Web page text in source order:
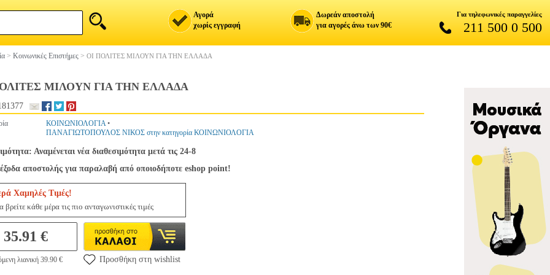
Αγορά
χωρίς εγγραφή
Δωρεάν αποστολή
για αγορές άνω των 90€
Για τηλεφωνικές παραγγελίες
211 500 0 500
> Κοινωνικές Επιστήμες > ΟΙ ΠΟΛΙΤΕΣ ΜΙΛΟΥΝ ΓΙΑ ΤΗΝ ΕΛΛΑΔΑ
ΜΙΛΟΥΝ ΓΙΑ ΤΗΝ ΕΛΛΑΔΑ
ΚΟΙΝΩΝΙΟΛΟΓΙΑ•
ΠΑΝΑΓΙΩΤΟΠΟΥΛΟΣ ΝΙΚΟΣ στην κατηγορία ΚΟΙΝΩΝΙΟΛΟΓΙΑ
Αναμένεται νέα διαθεσιμότητα μετά τις 24-8
αποστολής για παραλαβή από οποιοδήποτε eshop point!
Χαμηλές Τιμές!
κάθε μέρα τις πιο ανταγωνιστικές τιμές
35.91 €
λιανική 39.90 € Προσθήκη στη wishlist